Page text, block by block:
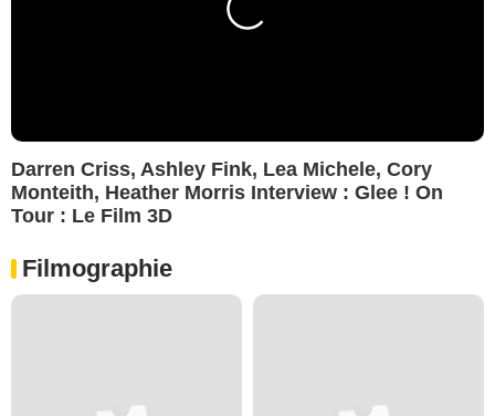
Darren Criss, Ashley Fink, Lea Michele, Cory
Monteith, Heather Morris Interview : Glee ! On
Tour : Le Film 3D
Filmographie